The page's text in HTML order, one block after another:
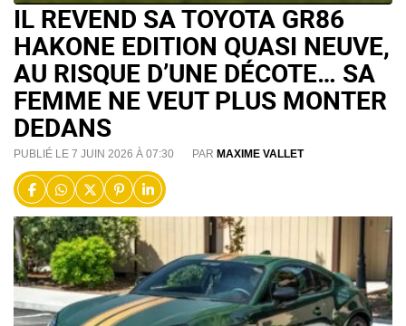
IL REVEND SA TOYOTA GR86
HAKONE EDITION QUASI NEUVE,
AU RISQUE D’UNE DÉCOTE… SA
FEMME NE VEUT PLUS MONTER
DEDANS
PUBLIÉ LE 7 JUIN 2026 À 07:30 PAR MAXIME VALLET